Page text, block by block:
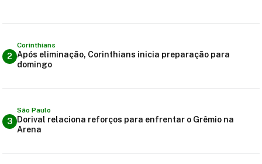
2
Corinthians
Após eliminação, Corinthians inicia preparação para
domingo
3
São Paulo
Dorival relaciona reforços para enfrentar o Grêmio na
Arena